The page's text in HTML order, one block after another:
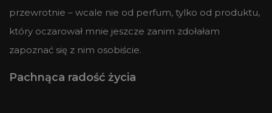
przewrotnie – wcale nie od perfum, tylko od produktu,
który oczarował mnie jeszcze zanim zdołałam
zapoznać się z nim osobiście.
Pachnąca radość życia